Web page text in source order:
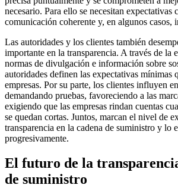
necesario. Para ello se necesitan expectativas
comunicación coherente y, en algunos casos,
Las autoridades y los clientes también
importante en la transparencia. A través de la
normas de divulgación e información sobre
autoridades definen las expectativas mínimas
empresas. Por su parte, los clientes influyen
demandando pruebas, favoreciendo a las
exigiendo que las empresas rindan cuentas
se quedan cortas. Juntos, marcan el nivel de
transparencia en la cadena de suministro y lo
progresivamente.
El futuro de la
de suministro